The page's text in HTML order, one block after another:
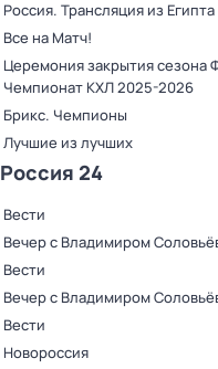
Россия. Трансляция из Египта
Все на Матч!
Церемония закрытия сезона
Чемпионат КХЛ 2025-2026
Брикс. Чемпионы
Лучшие из лучших
Россия 24
Вести
Вечер с Владимиром
Вести
Вечер с Владимиром
Вести
Новороссия